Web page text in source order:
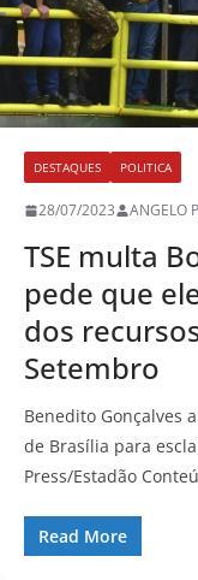
DESTAQUES POLITICA
28/07/2023 ANGELO
TSE multa
pede que
dos
Setembro
Benedito Gonçalves
de Brasília para
Press/Estadão
Read More